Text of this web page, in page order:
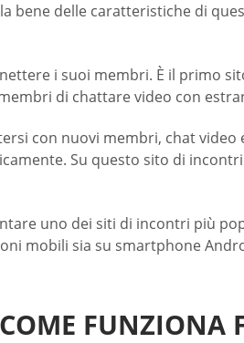
bene delle caratteristiche di
i suoi membri. È il primo
di chattare video con
con nuovi membri, chat
Su questo sito di
uno dei siti di incontri più
mobili sia su smartphone
COME FUNZIONA